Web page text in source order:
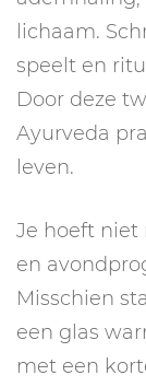
lichaam.
speelt en
Door deze
Ayurveda
leven.
Je hoeft
en
Misschien
een glas
met een